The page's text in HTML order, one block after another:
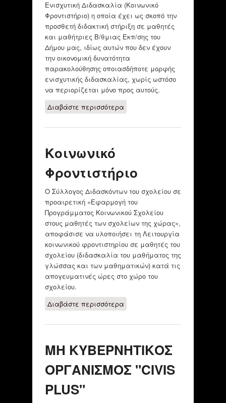
Ενισχυτική Διδασκαλία (Κοινωνικό
Φροντιστήριο) η οποία έχει ως σκοπό την
προσθετή διδακτική στήριξη σε μαθητές
και μαθήτριες Β/θμιας Εκπ/σης του
Δήμου μας, ιδίως αυτών που δεν έχουν
την οικονομική δυνατότητα
παρακολούθησης οποιασδήποτε μορφής
ενισχυτικής διδασκαλίας, χωρίς ωστόσο
να περιορίζεται μόνο προς αυτούς.
Διαβάστε περισσότεραγια ΚΟΙΝΩΝΙΚΟ
ΔΗΜΟΣ
Κοινωνικό
Φροντιστήριο
Ο Σύλλογος Διδασκόντων του σχολείου σε
προαιρετική «Εφαρμογή του
Προγράμματος Κοινωνικού Σχολείου
στους μαθητές των σχολείων της χώρας»,
αποφάσισε να υλοποιήσει τη Λειτουργία
κοινωνικού φροντιστηρίου σε μαθητές του
σχολείου (διδασκαλία του μαθήματος της
γλώσσας και των μαθηματικών) κατά τις
απογευματινές ώρες στο χώρο του
σχολείου.
Διαβάστε περισσότεραγια Κοινωνικό
ΜΗ ΚΥΒΕΡΝΗΤΙΚΟΣ
ΟΡΓΑΝΙΣΜΟΣ "CIVIS
PLUS"